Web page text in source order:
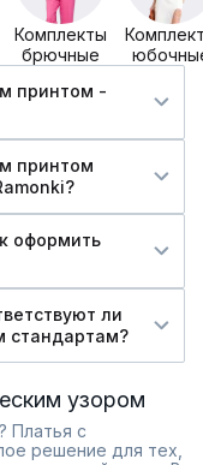
Комплекты
брючные
принтом -
принтом
оформить
ли
стандартам?
узором
Платья с
решение для тех,